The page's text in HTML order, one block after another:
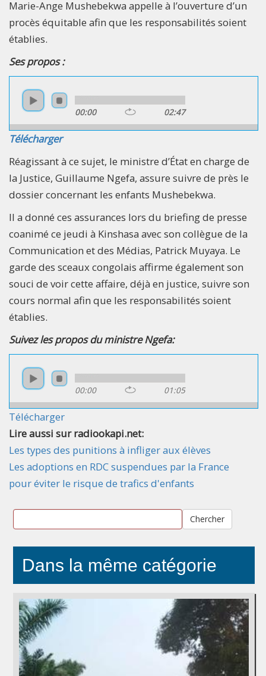
Marie-Ange Mushebekwa appelle à l’ouverture d’un
procès équitable afin que les responsabilités soient
établies.
Ses propos :
00:00 02:47
Télécharger
Réagissant à ce sujet, le ministre d’État en charge de
la Justice, Guillaume Ngefa, assure suivre de près le
dossier concernant les enfants Mushebekwa.
Il a donné ces assurances lors du briefing de presse
coanimé ce jeudi à Kinshasa avec son collègue de la
Communication et des Médias, Patrick Muyaya. Le
garde des sceaux congolais affirme également son
souci de voir cette affaire, déjà en justice, suivre son
cours normal afin que les responsabilités soient
établies.
Suivez les propos du ministre Ngefa:
00:00 01:05
Télécharger
Lire aussi sur radiookapi.net:
Les types des punitions à infliger aux élèves
Les adoptions en RDC suspendues par la France
pour éviter le risque de trafics d'enfants
Chercher
Dans la même catégorie